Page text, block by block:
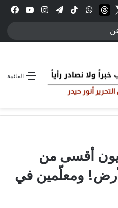
انستقرامتيلقرام‫TikTokواتسابthreadsTwitter
المظلم
القائمة
أقسى من
ومعلّمين في